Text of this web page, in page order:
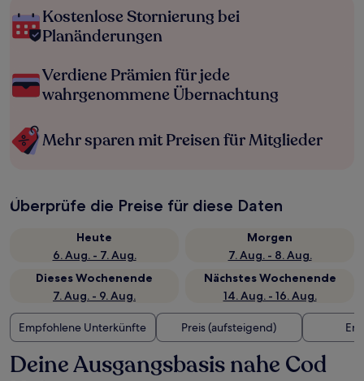
Kostenlose Stornierung bei
Planänderungen
Verdiene Prämien für jede
wahrgenommene Übernachtung
Mehr sparen mit Preisen für Mitglieder
Überprüfe die Preise für diese Daten
Heute
6. Aug. - 7. Aug.
Morgen
7. Aug. - 8. Aug.
Dieses Wochenende
7. Aug. - 9. Aug.
Nächstes Wochenende
14. Aug. - 16. Aug.
Empfohlene Unterkünfte Preis (aufsteigend)
Deine Ausgangsbasis nahe Cod